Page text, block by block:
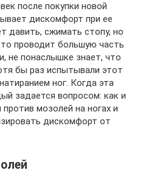
после покупки новой
дискомфорт при ее
давить, сжимать стопу, но
проводит большую часть
не понаслышке знает, что
бы раз испытывали этот
ног. Когда эта
задается вопросом: как и
мозолей на ногах и
дискомфорт от